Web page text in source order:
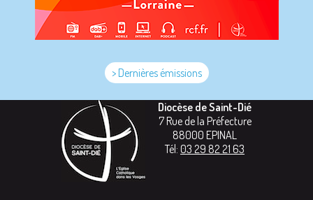
> Dernières émissions
Diocèse de Saint-Dié
7 Rue de la Préfecture
88000 EPINAL
Tél: 03 29 82 21 63